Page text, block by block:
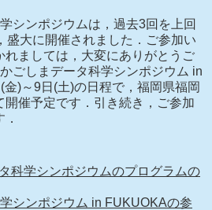
シンポジウムは，過去3回を上回
盛大に開催されました．ご参加い
れましては，大変にありがとうご
ごしまデータ科学シンポジウム in
)～9日(土)の日程で，福岡県福岡
催予定です．引き続き，ご参加
科学シンポジウムのプログラムの
シンポジウム in FUKUOKAの参